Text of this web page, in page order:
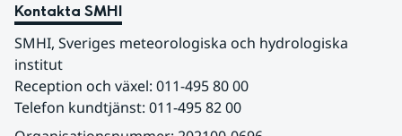
Kontakta SMHI
SMHI, Sveriges meteorologiska och hydrologiska
institut
Reception och växel: 011-495 80 00
Telefon kundtjänst: 011-495 82 00